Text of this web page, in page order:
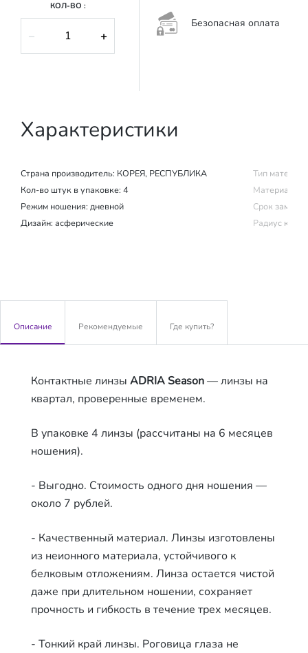
КОЛ-ВО :
− +
Безопасная оплата
Характеристики
Страна производитель: КОРЕЯ, РЕСПУБЛИКА
Кол-во штук в упаковке: 4
Режим ношения: дневной
Дизайн: асферические
Тип
Материал
Срок замены
Радиус
Описание Рекомендуемые Где купить?
Контактные линзы ADRIA Season— линзы на
квартал, проверенные временем.
В упаковке 4 линзы (рассчитаны на 6 месяцев
ношения).
- Выгодно. Стоимость одного дня ношения —
около 7 рублей.
- Качественный материал. Линзы изготовлены
из неионного материала, устойчивого к
белковым отложениям. Линза остается чистой
даже при длительном ношении, сохраняет
прочность и гибкость в течение трех месяцев.
- Тонкий край линзы. Роговица глаза не